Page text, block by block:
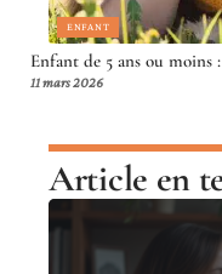
ENFANT
Enfant de 5 ans ou
11 mars 2026
Article en